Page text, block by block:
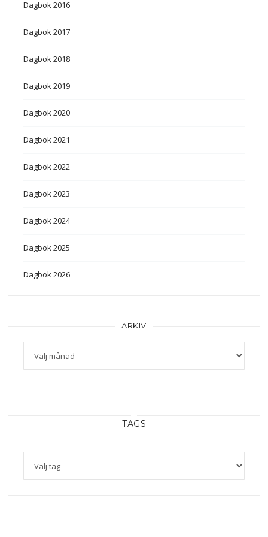
Dagbok 2016
Dagbok 2017
Dagbok 2018
Dagbok 2019
Dagbok 2020
Dagbok 2021
Dagbok 2022
Dagbok 2023
Dagbok 2024
Dagbok 2025
Dagbok 2026
ARKIV
Arkiv
TAGS